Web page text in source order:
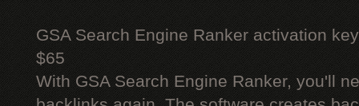
GSA Search Engine Ranker activation key
$65
With GSA Search Engine Ranker, you'll